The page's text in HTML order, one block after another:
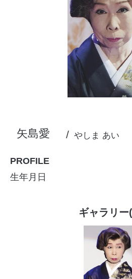
矢島愛 やしま あい
PROFILE
生年月日
ギャラリー